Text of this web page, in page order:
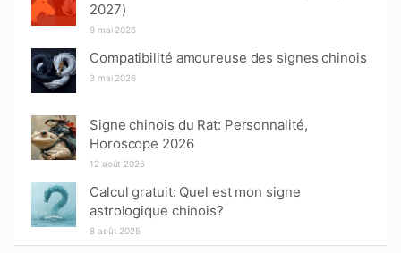
2027)
9 mai 2026
Compatibilité amoureuse des signes chinois
3 mai 2026
Signe chinois du Rat: Personnalité,
Horoscope 2026
12 août 2025
Calcul gratuit: Quel est mon signe
astrologique chinois?
8 août 2025